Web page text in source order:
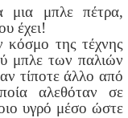
μια μπλε πέτρα,
έχει!
κόσμο της τέχνης
μπλε των παλιών
τίποτε άλλο από
αλεθόταν σε
υγρό μέσο ώστε